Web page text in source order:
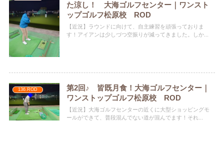
た涼し！ 大海ゴルフセンター｜ワンスト
ップゴルフ松原校 ROD
【近況】ラウンドに向けて、自主練習を頑張っておりま
す！アイアンは少しづつ空振りが減ってきました。しか...
136.ROD
第2回♪ 皆既月食！大海ゴルフセンター｜
ワンストップゴルフ松原校 ROD
【近況】大海ゴルフセンターの近くに大型ショッピングモ
ールができて、普段混んでない道が混んでます！それ...